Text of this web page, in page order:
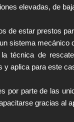
elevadas, de
de estar prestos
sistema mecánico
técnica de
aplica para este
por parte de las
gracias al